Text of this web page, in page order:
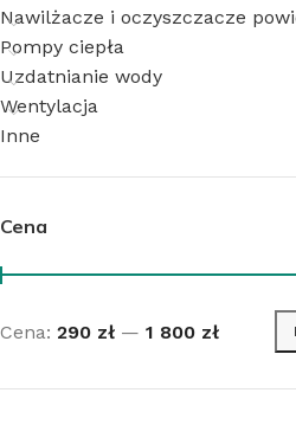
Nawilżacze i oczyszczacze
Pompy ciepła
Uzdatnianie wody
Wentylacja
Inne
Cena
Cena: 290 zł — 1 800 zł